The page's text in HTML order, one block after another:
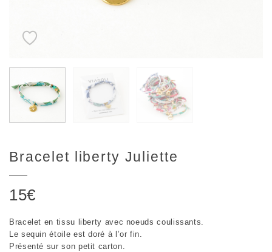
Bracelet liberty Juliette
15€
Bracelet en tissu liberty avec noeuds coulissants.
Le sequin étoile est doré à l’or fin.
Présenté sur son petit carton.